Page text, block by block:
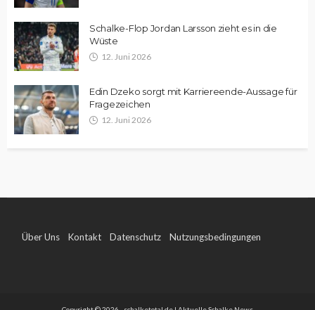
Schalke-Flop Jordan Larsson zieht es in die
Wüste
12. Juni 2026
Edin Dzeko sorgt mit Karriereende-Aussage für
Fragezeichen
12. Juni 2026
Über Uns Kontakt Datenschutz Nutzungsbedingungen